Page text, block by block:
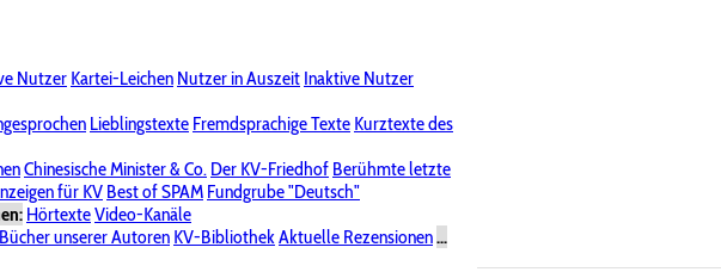
Nutzer Kartei-Leichen Nutzer in Auszeit Inaktive Nutzer
Lieblingstexte Fremdsprachige Texte Kurztexte des
Chinesische Minister & Co. Der KV-Friedhof Berühmte letzte
für KV Best of SPAM Fundgrube "Deutsch"
HörtexteVideo-Kanäle
Bücher unserer Autoren KV-BibliothekAktuelle Rezensionen...
vergessen?